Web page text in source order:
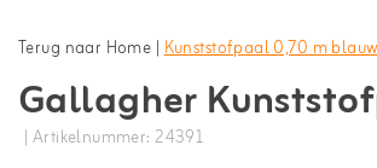
Terug naar Home |Kunststofpaal 0,70 m
Gallagher
| Artikelnummer: 24391